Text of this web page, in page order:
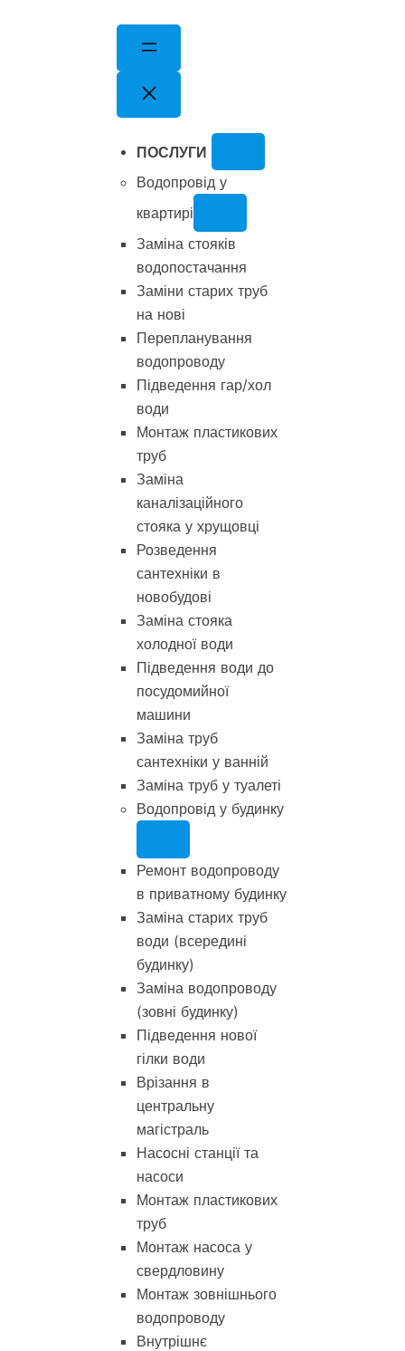
ПОСЛУГИ
Водопровід у
квартирі
Заміна стояків
водопостачання
Заміни старих труб
на нові
Перепланування
водопроводу
Підведення гар/хол
води
Монтаж пластикових
труб
Заміна
каналізаційного
стояка у хрущовці
Розведення
сантехніки в
новобудові
Заміна стояка
холодної води
Підведення води до
посудомийної
машини
Заміна труб
сантехніки у ванній
Заміна труб у туалеті
Водопровід у будинку
Ремонт водопроводу
в приватному будинку
Заміна старих труб
води (всередині
будинку)
Заміна водопроводу
(зовні будинку)
Підведення нової
гілки води
Врізання в
центральну
магістраль
Насосні станції та
насоси
Монтаж пластикових
труб
Монтаж насоса у
свердловину
Монтаж зовнішнього
водопроводу
Внутрішнє